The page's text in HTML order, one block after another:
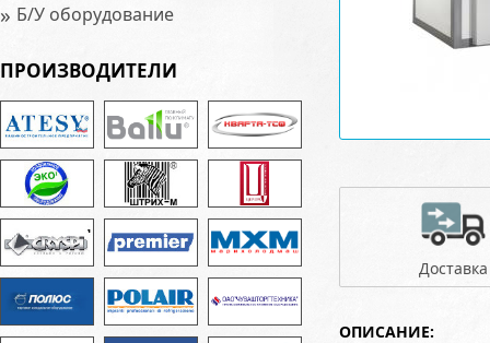
» Б/У оборудование
ПРОИЗВОДИТЕЛИ
Доставка
ОПИСАНИЕ: